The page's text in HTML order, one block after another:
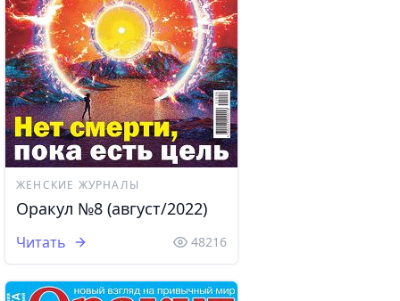
ЖЕНСКИЕ ЖУРНАЛЫ
Оракул №8 (август/2022)
Читать 48216